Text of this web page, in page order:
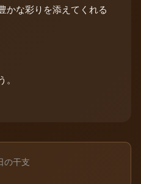
かな彩りを添えてくれる
の干支